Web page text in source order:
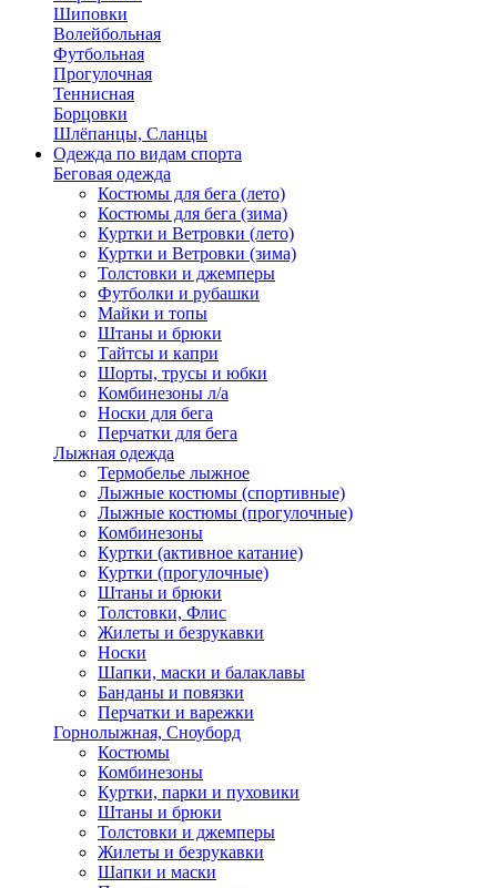
Шиповки
Волейбольная
Футбольная
Прогулочная
Теннисная
Борцовки
Шлёпанцы, Сланцы
Одежда по видам спорта
Беговая одежда
Костюмы для бега (лето)
Костюмы для бега (зима)
Куртки и Ветровки (лето)
Куртки и Ветровки (зима)
Толстовки и джемперы
Футболки и рубашки
Майки и топы
Штаны и брюки
Тайтсы и капри
Шорты, трусы и юбки
Комбинезоны л/а
Носки для бега
Перчатки для бега
Лыжная одежда
Термобелье лыжное
Лыжные костюмы (спортивные)
Лыжные костюмы (прогулочные)
Комбинезоны
Куртки (активное катание)
Куртки (прогулочные)
Штаны и брюки
Толстовки, Флис
Жилеты и безрукавки
Носки
Шапки, маски и балаклавы
Банданы и повязки
Перчатки и варежки
Горнолыжная, Сноуборд
Костюмы
Комбинезоны
Куртки, парки и пуховики
Штаны и брюки
Толстовки и джемперы
Жилеты и безрукавки
Шапки и маски